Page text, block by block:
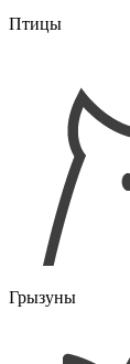
Птицы
Грызуны